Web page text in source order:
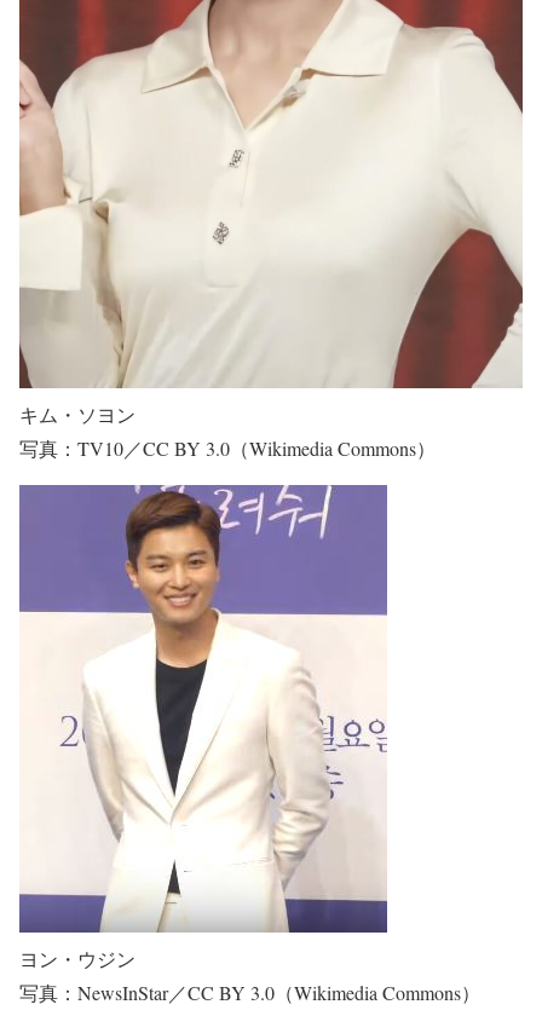
キム・ソヨン
写真：TV10／CC BY 3.0（Wikimedia Commons）
ヨン・ウジン
写真：NewsInStar／CC BY 3.0（Wikimedia Commons）